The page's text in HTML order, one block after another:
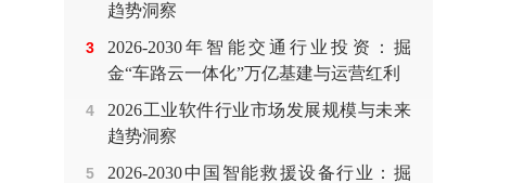
趋势洞察
3
2026-2030年智能交通行业投资：掘
金“车路云一体化”万亿基建与运营红利
4
2026工业软件行业市场发展规模与未来
趋势洞察
5
2026-2030中国智能救援设备行业：掘